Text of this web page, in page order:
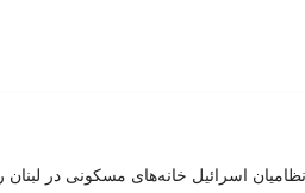
نظامیان اسرائیل خانه‌های مسکونی در لبنان